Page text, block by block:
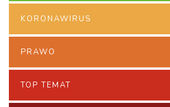
KORONAWIRUS
PRAWO
TOP TEMAT